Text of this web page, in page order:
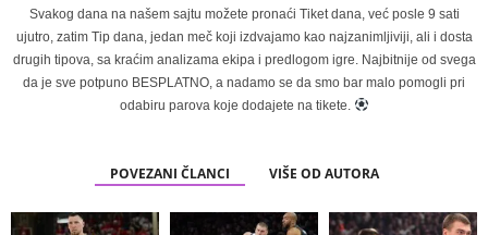
Svakog dana na našem sajtu možete pronaći Tiket dana, već posle 9 sati
ujutro, zatim Tip dana, jedan meč koji izdvajamo kao najzanimljiviji, ali i dosta
drugih tipova, sa kraćim analizama ekipa i predlogom igre. Najbitnije od svega
da je sve potpuno BESPLATNO, a nadamo se da smo bar malo pomogli pri
odabiru parova koje dodajete na tikete.
POVEZANI ČLANCI VIŠE OD AUTORA